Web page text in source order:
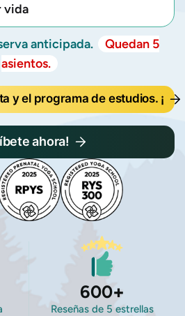
vida
anticipada.
Quedan 5
asientos.
y el programa de estudios. ¡
ahora!
600+
Reseñas de 5 estrellas